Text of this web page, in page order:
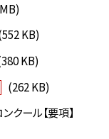
KB)
KB)
(262 KB)
クール【要項】